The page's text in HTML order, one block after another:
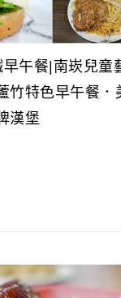
午餐|南崁兒童
竹特色早午餐．
漢堡